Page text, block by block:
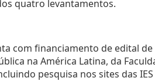
quatro levantamentos.
com financiamento de edital
na América Latina, da
pesquisa nos sites das IES